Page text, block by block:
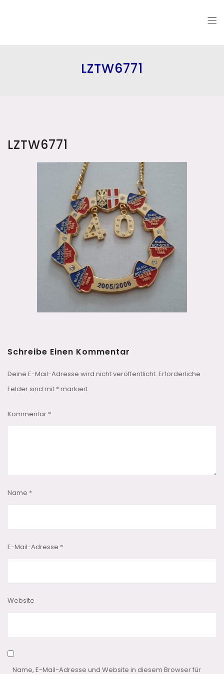
LZTW6771
LZTW6771
Schreibe Einen Kommentar
Deine E-Mail-Adresse wird nicht veröffentlicht. Erforderliche
Felder sind mit *markiert
Kommentar *
Name *
E-Mail-Adresse *
Website
Name, E-Mail-Adresse und Website in diesem Browser für